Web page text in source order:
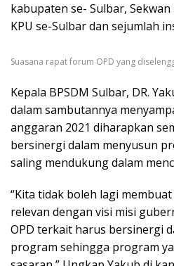
kabupaten se- Sulbar,
KPU se-Sulbar dan sejumlah
Suasana rapat forum OPD yang
Kepala BPSDM Sulbar, DR.
dalam sambutannya
anggaran 2021 diharapkan
bersinergi dalam menyusun
saling mendukung dalam
“Kita tidak boleh lagi
relevan dengan visi misi
OPD terkait harus bersinergi
program sehingga program